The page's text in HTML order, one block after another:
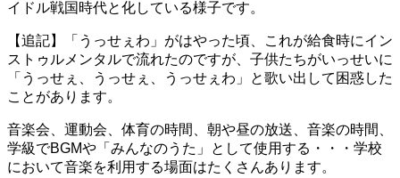
イドル戦国時代と化している様子です。
【追記】「うっせぇわ」がはやった頃、これが給食時にイン
ストゥルメンタルで流れたのですが、子供たちがいっせいに
「うっせぇ、うっせぇ、うっせぇわ」と歌い出して困惑した
ことがあります。
音楽会、運動会、体育の時間、朝や昼の放送、音楽の時間、
学級でBGMや「みんなのうた」として使用する・・・学校
において音楽を利用する場面はたくさんあります。